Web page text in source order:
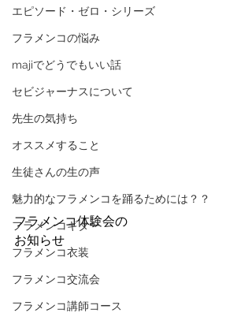
エピソード・ゼロ・シリーズ
フラメンコの悩み
majiでどうでもいい話
セビジャーナスについて
先生の気持ち
オススメすること
生徒さんの生の声
魅力的なフラメンコを踊るためには？？
フラメンコギター
フラメンコ衣装
フラメンコ交流会
フラメンコ講師コース
フラメンコ体験会の
お知らせ